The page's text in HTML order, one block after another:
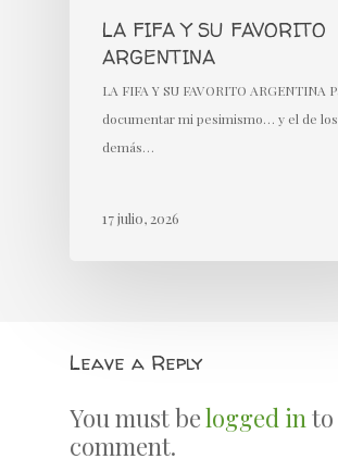
LA FIFA Y SU FAVORITO
ARGENTINA
LA FIFA Y SU FAVORITO ARGENTINA
documentar mi pesimismo… y el de los
demás…
17 julio, 2026
Leave a Reply
You must belogged into
comment.